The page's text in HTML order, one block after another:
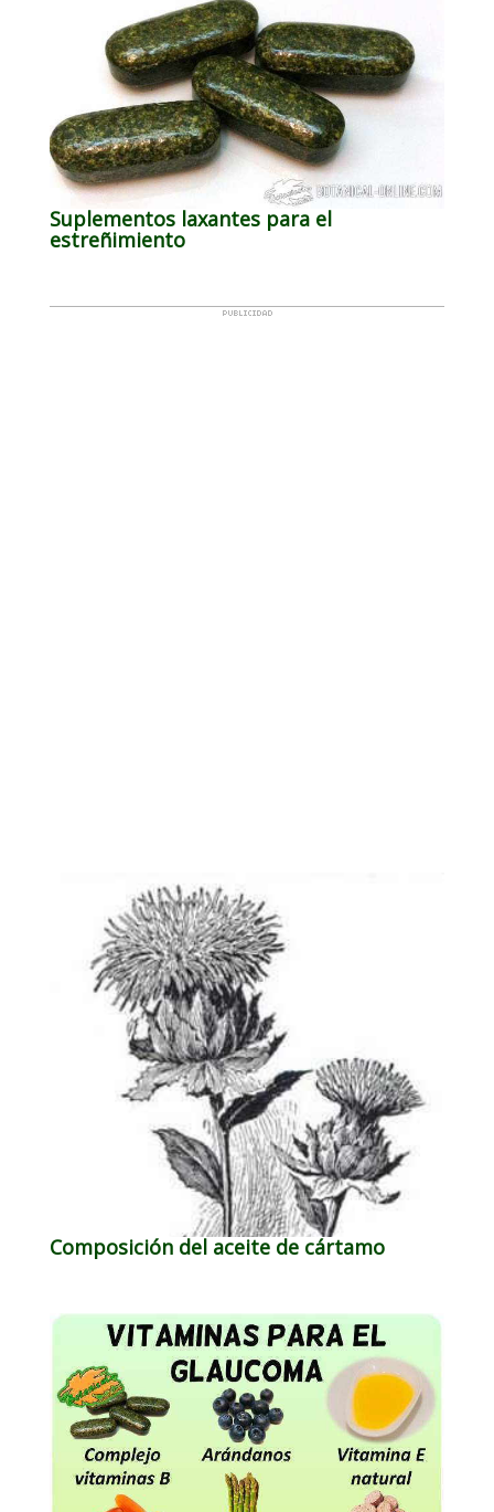
Suplementos laxantes para el
estreñimiento
Composición del aceite de cártamo